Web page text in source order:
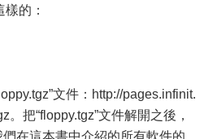
的：
文件：http://pages.infinit.
把“floppy.tgz”文件解開之後，
在這本書中介紹的所有軟件的